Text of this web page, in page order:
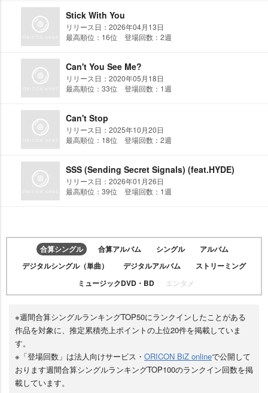
Stick With You
リリース日：2026年04月13日
最高順位：16位 登場回数：2週
Can't You See Me?
リリース日：2020年05月18日
最高順位：33位 登場回数：1週
Can't Stop
リリース日：2025年10月20日
最高順位：18位 登場回数：2週
SSS (Sending Secret Signals) (feat.HYDE)
リリース日：2026年01月26日
最高順位：39位 登場回数：1週
合算シングル 合算アルバム シングル
アルバム
デジタルシングル（単曲）
デジタルアルバム
ストリーミング
ミュージックDVD・BD
エンタメ
※週間合算シングルランキングTOP50にランクインしたことがある
作品を対象に、推定累積売上ポイントの上位20件を掲載していま
す。
※「登場回数」は法人向けサービス・ ORICON BiZ onlineで公開して
おります週間合算シングルランキングTOP100のランクイン回数を掲
載しています。